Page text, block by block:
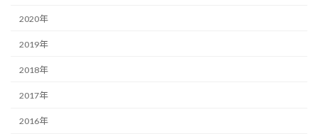
2020年
2019年
2018年
2017年
2016年